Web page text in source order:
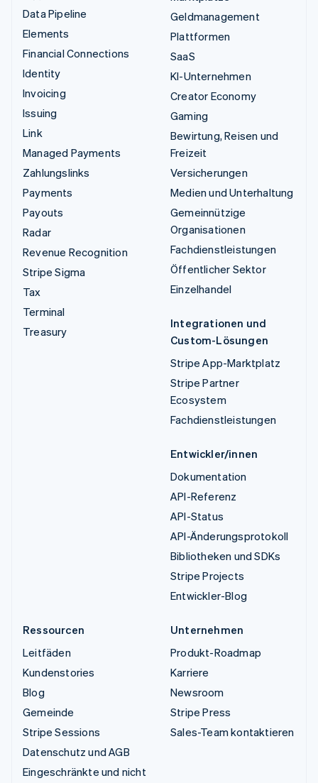
Data Pipeline
Elements
Financial Connections
Identity
Invoicing
Issuing
Link
Managed Payments
Zahlungslinks
Payments
Payouts
Radar
Revenue Recognition
Stripe Sigma
Tax
Terminal
Treasury
Geldmanagement
Plattformen
SaaS
KI-Unternehmen
Creator Economy
Gaming
Bewirtung, Reisen und
Freizeit
Versicherungen
Medien und Unterhaltung
Gemeinnützige
Organisationen
Fachdienstleistungen
Öffentlicher Sektor
Einzelhandel
Integrationen und
Custom-Lösungen
Stripe App-Marktplatz
Stripe Partner
Ecosystem
Fachdienstleistungen
Entwickler/innen
Dokumentation
API-Referenz
API-Status
API-Änderungsprotokoll
Bibliotheken und SDKs
Stripe Projects
Entwickler-Blog
Ressourcen
Leitfäden
Kundenstories
Blog
Gemeinde
Stripe Sessions
Datenschutz und AGB
Eingeschränkte und nicht
Unternehmen
Produkt-Roadmap
Karriere
Newsroom
Stripe Press
Sales-Team kontaktieren